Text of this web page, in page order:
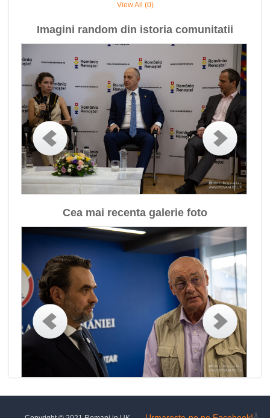
View All (0)
Imagini random din istoria comunitatii
Cea mai recenta galerie foto